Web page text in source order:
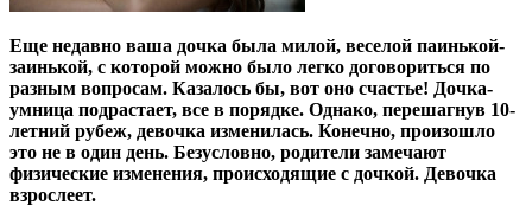
Еще недавно ваша дочка была милой, веселой паинькой-
заинькой, с которой можно было легко договориться по
разным вопросам. Казалось бы, вот оно счастье! Дочка-
умница подрастает, все в порядке. Однако, перешагнув 10-
летний рубеж, девочка изменилась. Конечно, произошло
это не в один день. Безусловно, родители замечают
физические изменения, происходящие с дочкой. Девочка
взрослеет.